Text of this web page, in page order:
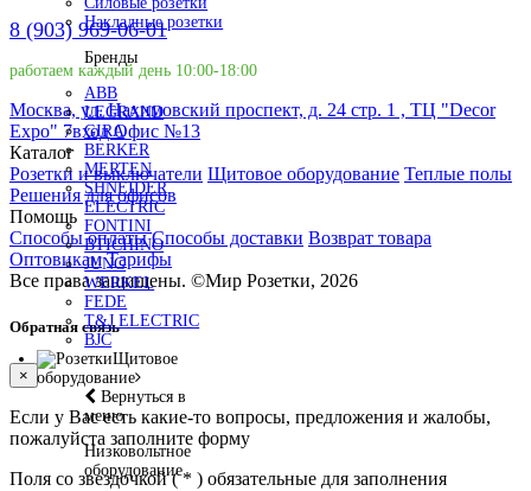
Накладные розетки
Бренды
ABB
LEGRAND
GIRA
BERKER
MERTEN
SHNEIDER
ELECTRIC
FONTINI
BTICHINO
JUNG
WERKEL
FEDE
T&J ELECTRIC
BJC
Щитовое
оборудование
Вернуться в
меню
Низковольтное
оборудование
8 (903) 969-06-01
работаем каждый день 10:00-18:00
Москва, ул. Нахимовский проспект, д. 24 стр. 1 , ТЦ "Decor
Expo" 7вход Офис №13
Каталог
Розетки и выключатели Щитовое оборудование Теплые полы
Решения для офисов
Помощь
Способы оплаты Способы доставки Возврат товара
Оптовикам Тарифы
Все права защищены. ©Мир Розетки, 2026
Обратная связь
×
Если у Вас есть какие-то вопросы, предложения и жалобы,
пожалуйста заполните форму
Поля со звездочкой (* ) обязательные для заполнения